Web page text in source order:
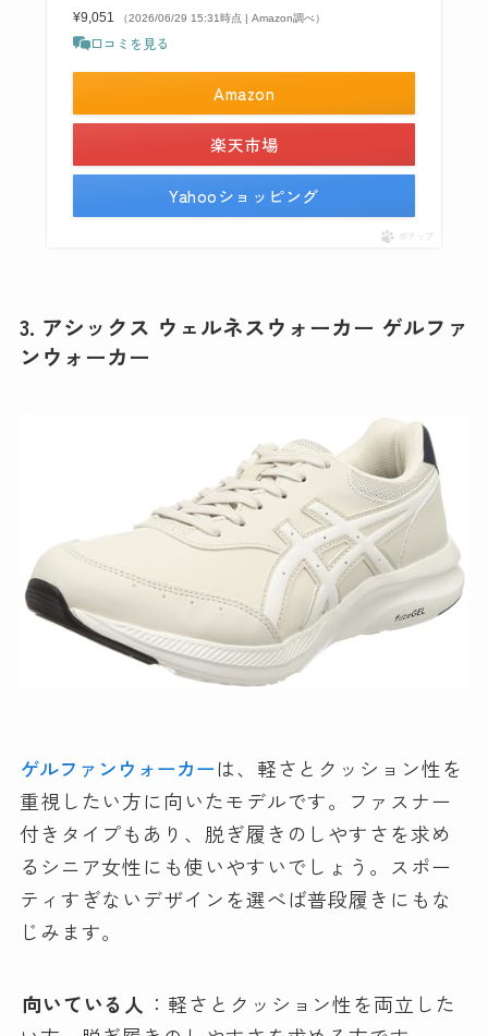
¥9,051 （2026/06/29 15:31時点 | Amazon調べ）
口コミを見る
Amazon
楽天市場
Yahooショッピング
ポチップ
3. アシックス ウェルネスウォーカー ゲルファ
ンウォーカー
ゲルファンウォーカーは、軽さとクッション性を
重視したい方に向いたモデルです。ファスナー
付きタイプもあり、脱ぎ履きのしやすさを求め
るシニア女性にも使いやすいでしょう。スポー
ティすぎないデザインを選べば普段履きにもな
じみます。
向いている人 ：軽さとクッション性を両立した